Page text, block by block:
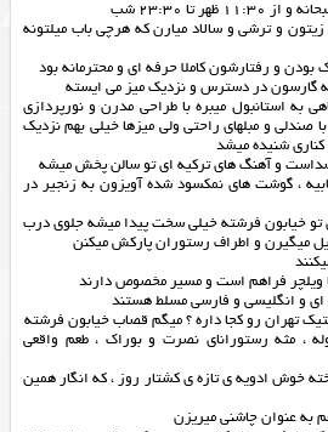
و ترشی و سالاد ميارن كه هرچي باب میلتونه
و رفتارشون کاملا حرفه ای و محترمانه بود
در دسترس و نزدیک میز می ایسته
به استانبول میبره با طراحی مدرن و نورپردازی
صندلی و مبلهای راحتی ولی میزها خیلی بهم نزدیک
شنیده میشد
و آهنگ های ترکیه ای تو سالن پخش میشه
، گوشت های نمکسود شده آویزون به زنجیر در
تو خیابون فرشته خیلی سخت پیدا میشه جلوی درب
میگیرن و اطراف رستوران پارکش میکنن
ویلچر فراهم است و مسیر مخصوص دارند
و انگلیسی و فارسی مسلط هستند
تهران رو کجا داره ؟ میگم قصاب خیابون فرشته
، مثه رستورانای نصرت و بوراک ، طعم واقعی
خوش ادویه ی تازه ی کشتار روز ، که انگار همین
به عنوان چاشنی میریزن